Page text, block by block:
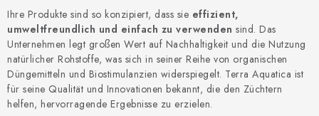
Geschäftsbewertung Kaufberatung AGB
Blog
Kontakt
Datenschutzerklärung Impressum
Ihre Produkte sind so konzipiert, dass sie effizient,
umweltfreundlich und einfach zu verwenden sind. Das
Unternehmen legt großen Wert auf Nachhaltigkeit und die Nutzung
natürlicher Rohstoffe, was sich in seiner Reihe von organischen
Düngemitteln und Biostimulanzien widerspiegelt. Terra Aquatica ist
für seine Qualität und Innovationen bekannt, die den Züchtern
helfen, hervorragende Ergebnisse zu erzielen.